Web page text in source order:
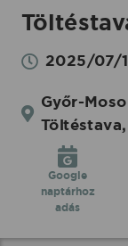
2025/07/
Győr-
Google
naptárhoz
adás